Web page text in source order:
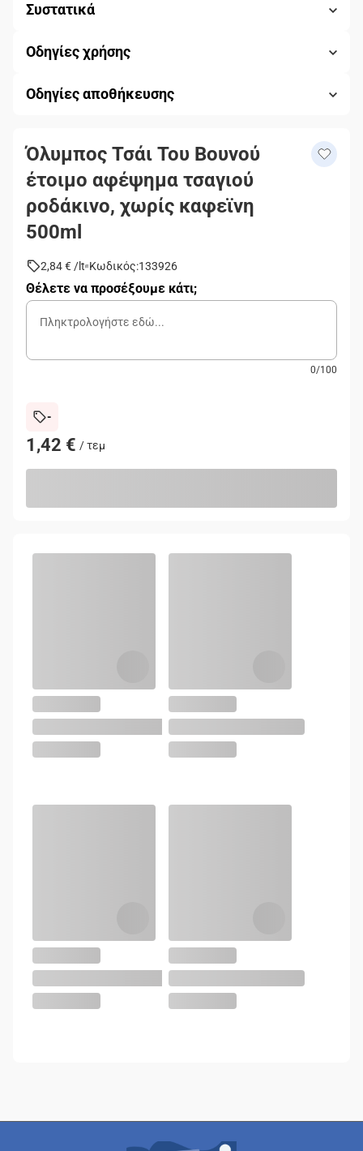
Συστατικά
Οδηγίες χρήσης
Οδηγίες αποθήκευσης
Όλυμπος Τσάι Του Βουνού
έτοιμο αφέψημα τσαγιού
ροδάκινο, χωρίς καφεϊνη
500ml
2,84 € /lt Κωδικός:133926
Θέλετε να προσέξουμε κάτι;
0/100
-
1,42 € /τεμ